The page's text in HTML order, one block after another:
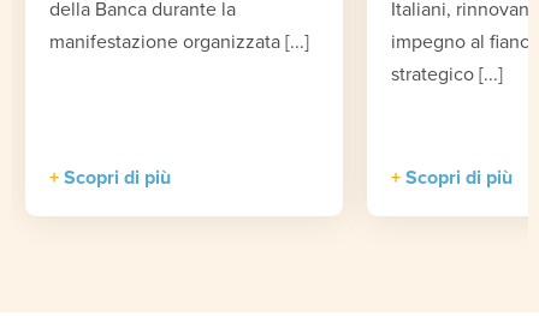
della Banca durante la
manifestazione organizzata [...]
Scopri di più
Italiani,
impegno al
strategico [...]
Scopri di più